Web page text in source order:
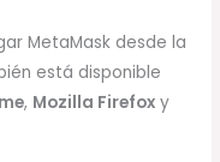
MetaMask desde la
está disponible
, Mozilla Firefox y